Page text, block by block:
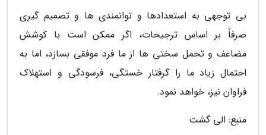
بی توجهی به استعدادها و توانمندی ها و تصمیم گیری
صرفاً بر اساس ترجیحات، اگر ممکن است با کوشش
مضاعف و تحمل سختی ها از ما فرد موفقی بسازد، اما به
احتمال زیاد ما را گرفتار خستگی، فرسودگی و استهلاک
فراوان نیز، خواهد نمود.
منبع: الی گشت